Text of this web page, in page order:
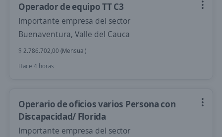
Operador de equipo TT C3
Importante empresa del sector
Buenaventura, Valle del Cauca
$ 2.786.702,00 (Mensual)
Hace 4 horas
Operario de oficios varios Persona con
Discapacidad/ Florida
Importante empresa del sector